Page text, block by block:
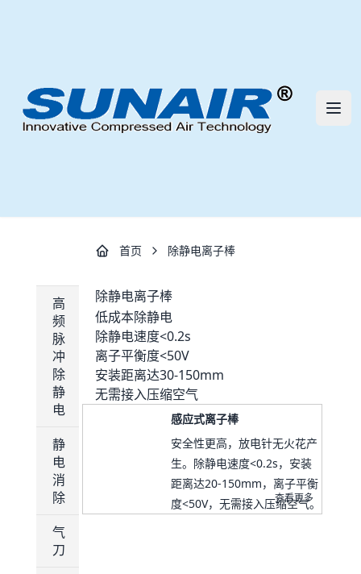
三艾流体技术（深圳）有限公司 |
打
高
频
脉
冲
除
静
电
静
电
消
除
气
刀
首页 除静电离子棒
除静电离子棒
低成本除静电
除静电速度<0.2s
离子平衡度<50V
安装距离达30-150mm
无需接入压缩空气
感应式离子棒
安全性更高，放电针无火花产
生。除静电速度<0.2s，安装
距离达20-150mm，离子平衡
度<50V，无需接入压缩空气。
查看更多